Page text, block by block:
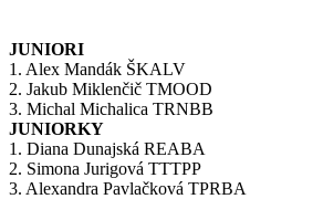
JUNIORI
1. Alex Mandák ŠKALV
2. Jakub Miklenčič TMOOD
3. Michal Michalica TRNBB
JUNIORKY
1. Diana Dunajská REABA
2. Simona Jurigová TTTPP
3. Alexandra Pavlačková TPRBA